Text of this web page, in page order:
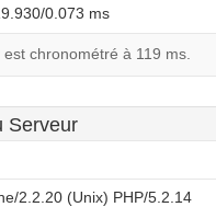
0.073 ms
chronométré à 119 ms.
Serveur
2.2.20 (Unix) PHP/5.2.14